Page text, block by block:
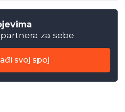
za sebe
svoj spoj